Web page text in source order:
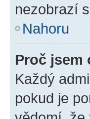
nezobrazí
Nahoru
Proč jsem
Každý
pokud je